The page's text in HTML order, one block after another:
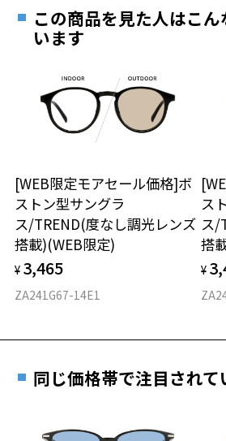
品名：サングラス
レンズの材質：プラスチック(コーティング)
レンズカラー：INDIGO NAVY(Z-
テンプルの材質：プラスチック
可視光線透過率：40%
紫外線透過率：0.1%以下
UV100%CUT ※ISO12312-1基準
ゾフ・カスタマーサポート
TEL：0120-013-883
＜度付きサングラスに関する注意事項＞
※サングラスの度付きは追加料金がかかり
※度付きにした場合、元々のレンズ機能、レ
ん。
＜実店舗でサングラスまたはパッケージ商
＞
仕上がり寸法
D 仕上がりの横幅：約142mm
E 仕上がりの縦幅：約50mm
※メガネ：デモレンズを外した重さ
安心1 フレーム１年間品質保
日または発送日より１年間修理又
きます。
※保証期間内に交換が行われた場合、保証
延長されません。
安心2 視力測定無料
視力の変化を早めに発見するた
力測定をおすすめいたします。
安心3 かかり具合調整無料
ご希望のお客さまは、「レンズ交換
最寄りのZoff実店舗にてレンズをお
※サングラスやパッケージ品では「レ
談ください。
オンラインストアでフレームのみ購入
実店舗で度付きにできます
ご購入時に「レンズ交換券」をお選
度数を測定のうえ、度付きレンズ（標
料交換いただけます。
詳しくはこちら
その際は記入用紙をダウンロードして
この商品を見た人はこ
います
[WEB限定モアセール価格]ボ
ストン型サングラ
ス/TREND(度なし調光レンズ
搭載)(WEB限定)
¥ 3,465
ZA241G67-14E1
ス
ス/
搭
¥
同じ価格帯で注目されて